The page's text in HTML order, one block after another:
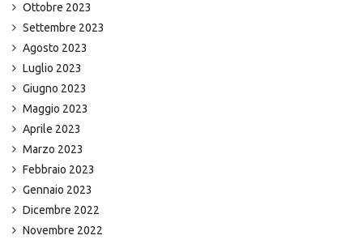
Ottobre 2023
Settembre 2023
Agosto 2023
Luglio 2023
Giugno 2023
Maggio 2023
Aprile 2023
Marzo 2023
Febbraio 2023
Gennaio 2023
Dicembre 2022
Novembre 2022